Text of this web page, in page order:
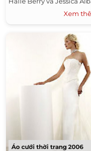
Kết quả này được công bố
Xem
Áo cưới thời trang 2006